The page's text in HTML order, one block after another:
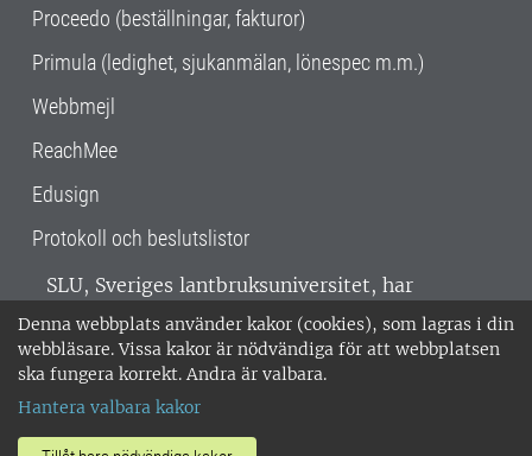
Denna webbplats använder kakor (cookies), som lagras i din
webbläsare. Vissa kakor är nödvändiga för att webbplatsen
ska fungera korrekt. Andra är valbara.
Hantera valbara kakor
Proceedo (beställningar, fakturor)
Primula (ledighet, sjukanmälan, lönespec m.m.)
Webbmejl
ReachMee
Edusign
Protokoll och beslutslistor
SLU, Sveriges lantbruksuniversitet, har
verksamhet över hela Sverige. Huvudorter är
Alnarp, Uppsala och Umeå.SLU är
miljöcertifierat enligt ISO 14001. •
018-67 10 00 • Org nr: 202100-2817 •